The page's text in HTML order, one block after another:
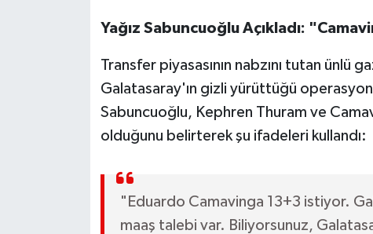
Yağız Sabuncuoğlu Açıkladı:
Transfer piyasasının nabzını tutan ünlü
Galatasaray'ın gizli yürüttüğü
Sabuncuoğlu, Kephren Thuram ve
olduğunu belirterek şu ifadeleri kullandı:
"Eduardo Camavinga 13+3 istiyor.
maaş talebi var. Biliyorsunuz,
OTOMOTİV